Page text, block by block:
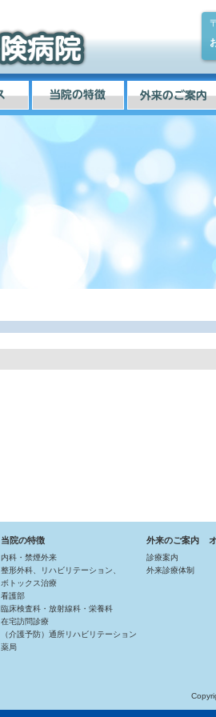
当院の特徴
内科・禁煙外来
整形外科、リハビリテーション、
ボトックス治療
看護部
臨床検査科・放射線科・栄養科
在宅訪問診療
（介護予防）通所リハビリテーション
薬局
外来のご案内
診療案内
外来診療体制